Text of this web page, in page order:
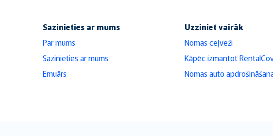
Sazinieties ar mums
Par mums
Sazinieties ar mums
Emuārs
Uzziniet vairāk
Nomas ceļveži
Kāpēc izmantot
Nomas auto